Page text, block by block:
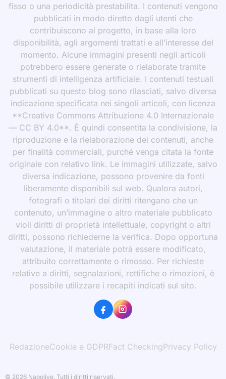
fisso o una periodicità prestabilita. I contenuti vengono
pubblicati in modo diretto dagli utenti che
contribuiscono al progetto, in base alla loro
disponibilità, agli argomenti trattati e all’interesse del
momento. Alcune immagini presenti negli articoli
potrebbero essere generate o rielaborate tramite
strumenti di intelligenza artificiale. I contenuti testuali
pubblicati su questo blog sono rilasciati, salvo diversa
indicazione specificata nei singoli articoli, con licenza
**Creative Commons Attribuzione 4.0 Internazionale
— CC BY 4.0**. È quindi consentita la condivisione, la
riproduzione e la rielaborazione dei contenuti, anche
per finalità commerciali, purché venga citata la fonte
originale con relativo link. Le immagini utilizzate, salvo
diversa indicazione, possono provenire da fonti
liberamente disponibili sul web. Qualora autori,
fotografi o titolari dei diritti ritengano che un
contenuto, un’immagine o altro materiale pubblicato
violi diritti di proprietà intellettuale, copyright o altri
diritti, possono richiederne la verifica. Dopo opportuna
valutazione, il materiale potrà essere modificato,
attribuito correttamente o rimosso. Per richieste
relative a diritti, segnalazioni, rettifiche o rimozioni, è
possibile utilizzare i recapiti indicati sul sito.
RedazioneCookie e GDPRFact CheckingPrivacy Policy
© 2026 Napolive. Tutti i diritti riservati.